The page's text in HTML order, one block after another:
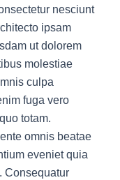
nesciunt
ipsam
ut dolorem
molestiae
culpa
fuga vero
totam.
omnis beatae
eveniet quia
Consequatur